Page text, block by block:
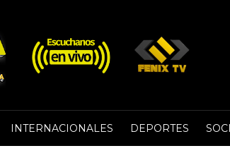
INTERNACIONALES DEPORTES